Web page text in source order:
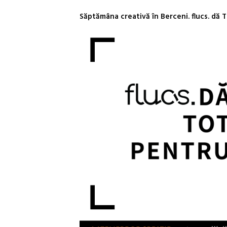
Săptămâna creativă în Berceni. flucs. dă